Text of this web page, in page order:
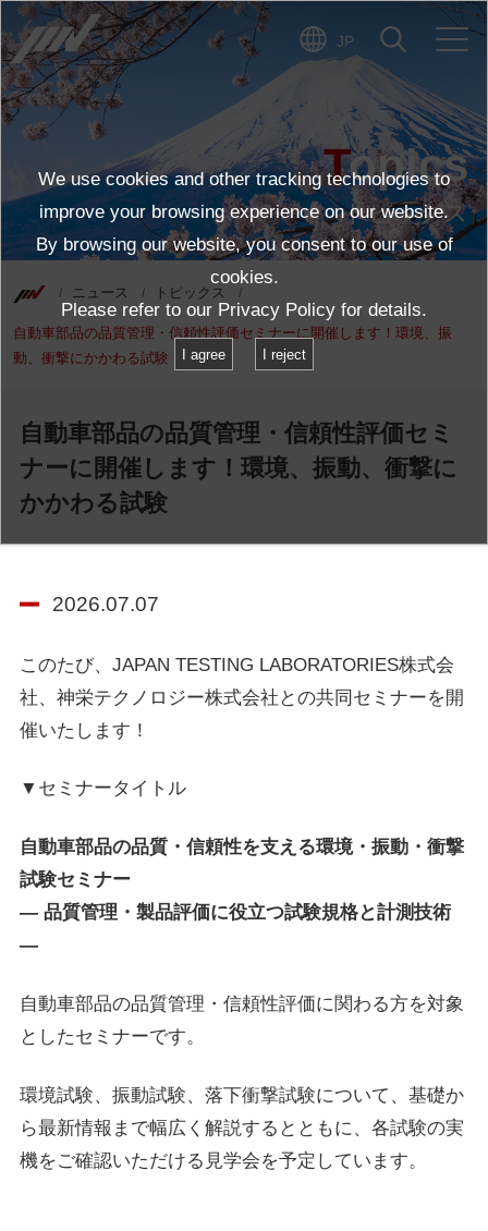
JP
Topics
トピックス
ニュース トピックス
自動車部品の品質管理・信頼性評価セミナーに開催します！環境、振
動、衝撃にかかわる試験
自動車部品の品質管理・信頼性評価セミ
ナーに開催します！環境、振動、衝撃に
かかわる試験
2026.07.07
このたび、JAPAN TESTING LABORATORIES株式会
社、神栄テクノロジー株式会社との共同セミナーを開
催いたします！
▼セミナータイトル
自動車部品の品質・信頼性を支える環境・振動・衝撃
試験セミナー
― 品質管理・製品評価に役立つ試験規格と計測技術
―
自動車部品の品質管理・信頼性評価に関わる方を対象
としたセミナーです。
環境試験、振動試験、落下衝撃試験について、基礎か
ら最新情報まで幅広く解説するとともに、各試験の実
機をご確認いただける見学会を予定しています。
We use cookies and other tracking technologies to
improve your browsing experience on our website.
By browsing our website, you consent to our use of
cookies.
Please refer to our Privacy Policy for details.
I agree I reject